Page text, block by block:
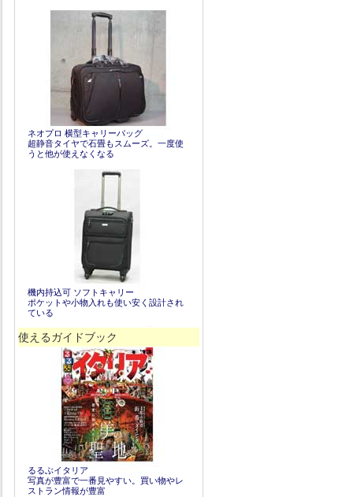
ネオプロ 横型キャリーバッグ
超静音タイヤで石畳もスムーズ。一度使
うと他が使えなくなる
機内持込可 ソフトキャリー
ポケットや小物入れも使い安く設計され
ている
使えるガイドブック
るるぶイタリア
写真が豊富で一番見やすい。買い物やレ
ストラン情報が豊富